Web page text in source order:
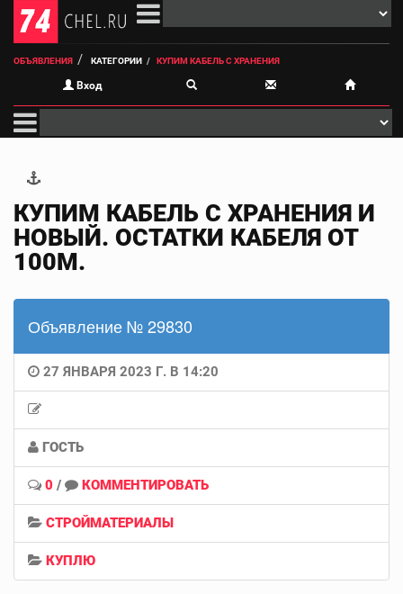
ОБЪЯВЛЕНИЯ КАТЕГОРИИ КУПИМ КАБЕЛЬ С ХРАНЕНИЯ
Вход
КУПИМ КАБЕЛЬ С ХРАНЕНИЯ И
НОВЫЙ. ОСТАТКИ КАБЕЛЯ ОТ
100М.
Объявление № 29830
27 ЯНВАРЯ 2023 Г. В 14:20
ГОСТЬ
0 / КОММЕНТИРОВАТЬ
СТРОЙМАТЕРИАЛЫ
КУПЛЮ